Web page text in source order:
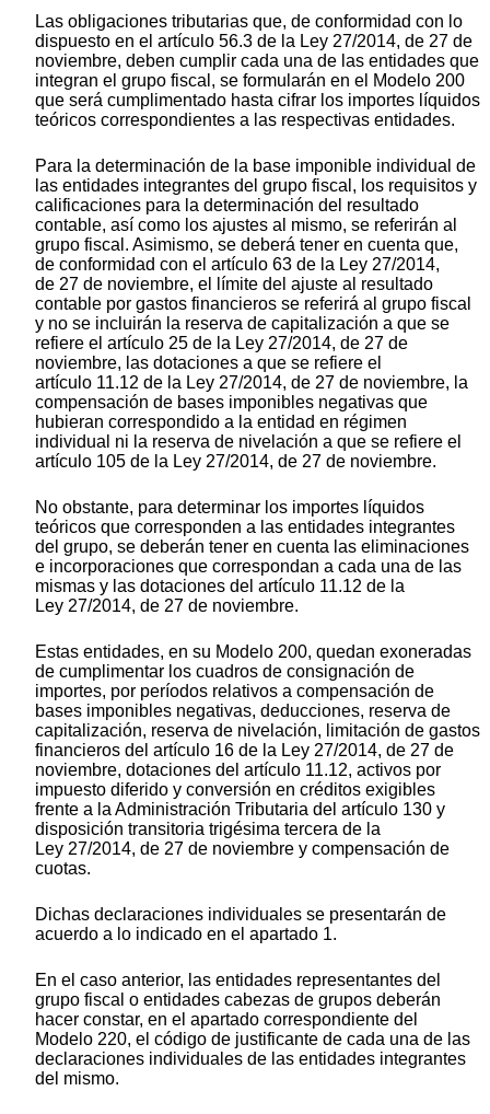
Las obligaciones tributarias que, de conformidad con lo
dispuesto en el artículo 56.3 de la Ley 27/2014, de 27 de
noviembre, deben cumplir cada una de las entidades que
integran el grupo fiscal, se formularán en el Modelo 200
que será cumplimentado hasta cifrar los importes líquidos
teóricos correspondientes a las respectivas entidades.
Para la determinación de la base imponible individual de
las entidades integrantes del grupo fiscal, los requisitos y
calificaciones para la determinación del resultado
contable, así como los ajustes al mismo, se referirán al
grupo fiscal. Asimismo, se deberá tener en cuenta que,
de conformidad con el artículo 63 de la Ley 27/2014,
de 27 de noviembre, el límite del ajuste al resultado
contable por gastos financieros se referirá al grupo fiscal
y no se incluirán la reserva de capitalización a que se
refiere el artículo 25 de la Ley 27/2014, de 27 de
noviembre, las dotaciones a que se refiere el
artículo 11.12 de la Ley 27/2014, de 27 de noviembre, la
compensación de bases imponibles negativas que
hubieran correspondido a la entidad en régimen
individual ni la reserva de nivelación a que se refiere el
artículo 105 de la Ley 27/2014, de 27 de noviembre.
No obstante, para determinar los importes líquidos
teóricos que corresponden a las entidades integrantes
del grupo, se deberán tener en cuenta las eliminaciones
e incorporaciones que correspondan a cada una de las
mismas y las dotaciones del artículo 11.12 de la
Ley 27/2014, de 27 de noviembre.
Estas entidades, en su Modelo 200, quedan exoneradas
de cumplimentar los cuadros de consignación de
importes, por períodos relativos a compensación de
bases imponibles negativas, deducciones, reserva de
capitalización, reserva de nivelación, limitación de gastos
financieros del artículo 16 de la Ley 27/2014, de 27 de
noviembre, dotaciones del artículo 11.12, activos por
impuesto diferido y conversión en créditos exigibles
frente a la Administración Tributaria del artículo 130 y
disposición transitoria trigésima tercera de la
Ley 27/2014, de 27 de noviembre y compensación de
cuotas.
Dichas declaraciones individuales se presentarán de
acuerdo a lo indicado en el apartado 1.
En el caso anterior, las entidades representantes del
grupo fiscal o entidades cabezas de grupos deberán
hacer constar, en el apartado correspondiente del
Modelo 220, el código de justificante de cada una de las
declaraciones individuales de las entidades integrantes
del mismo.